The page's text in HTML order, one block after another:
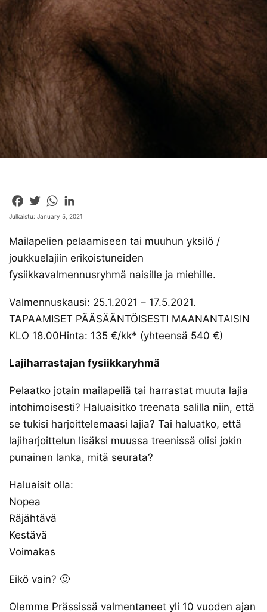
Facebook
TwitterWhatsApp
Julkaistu: January 5, 2021
Mailapelien pelaamiseen tai muuhun yksilö /
joukkuelajiin erikoistuneiden
fysiikkavalmennusryhmä naisille ja miehille.
Valmennuskausi: 25.1.2021 – 17.5.2021.
TAPAAMISET PÄÄSÄÄNTÖISESTI MAANANTAISIN
KLO 18.00Hinta: 135 €/kk* (yhteensä 540 €)
Lajiharrastajan fysiikkaryhmä
Pelaatko jotain mailapeliä tai harrastat muuta lajia
intohimoisesti? Haluaisitko treenata salilla niin, että
se tukisi harjoittelemaasi lajia? Tai haluatko, että
lajiharjoittelun lisäksi muussa treenissä olisi jokin
punainen lanka, mitä seurata?
Haluaisit olla:
Nopea
Räjähtävä
Kestävä
Voimakas
Eikö vain? 🙂
Olemme Prässissä valmentaneet yli 10 vuoden ajan